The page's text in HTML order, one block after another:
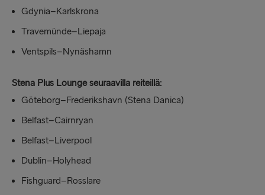
Gdynia–Karlskrona
Travemünde–Liepaja
Ventspils–Nynäshamn
Stena Plus Lounge seuraavilla reiteillä:
Göteborg–Frederikshavn (Stena Danica)
Belfast–Cairnryan
Belfast–Liverpool
Dublin–Holyhead
Fishguard–Rosslare